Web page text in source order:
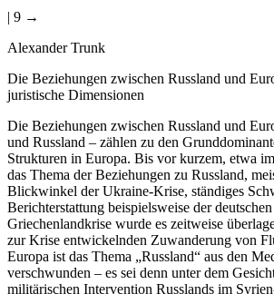
| 9 →
Alexander Trunk
Die Beziehungen zwischen Russland und
juristische Dimensionen
Die Beziehungen zwischen Russland und
und Russland – zählen zu den
Strukturen in Europa. Bis vor kurzem, etwa
das Thema der Beziehungen zu Russland,
Blickwinkel der Ukraine-Krise, ständiges
Berichterstattung beispielsweise der
Griechenlandkrise wurde es zeitweise
zur Krise entwickelnden Zuwanderung von
Europa ist das Thema „Russland“ aus den
verschwunden – es sei denn unter dem
militärischen Intervention Russlands im